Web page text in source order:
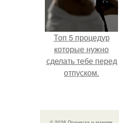
Топ 5 процедур
которые нужно
сделать тебе перед
отпуском.